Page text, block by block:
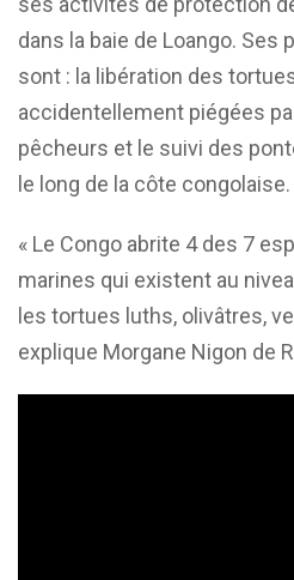
dans la baie de Loango. Ses
sont : la libération des
accidentellement piégées
pêcheurs et le suivi des
le long de la côte congolaise.
« Le Congo abrite 4 des 7
marines qui existent au
les tortues luths, olivâtres,
explique Morgane Nigon de